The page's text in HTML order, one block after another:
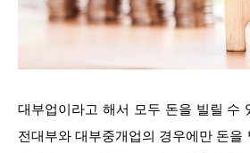
대부업이라고 해서 모두 돈을 빌릴 수
전대부와 대부중개업의 경우에만 돈을